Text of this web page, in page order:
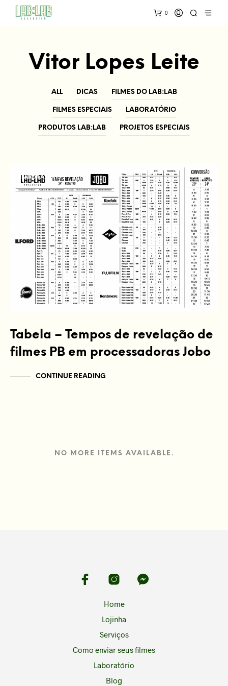
0
Vitor Lopes Leite
ALL DICAS FILMES DO LAB:LAB
FILMES ESPECIAIS LABORATÓRIO
PRODUTOS LAB:LAB PROJETOS ESPECIAIS
LABORATÓRIO
Tabela – Tempos de revelação de
filmes PB em processadoras Jobo
CONTINUE READING
NO MORE ITEMS AVAILABLE.
Home
Lojinha
Serviços
Como enviar seus filmes
Laboratório
Blog